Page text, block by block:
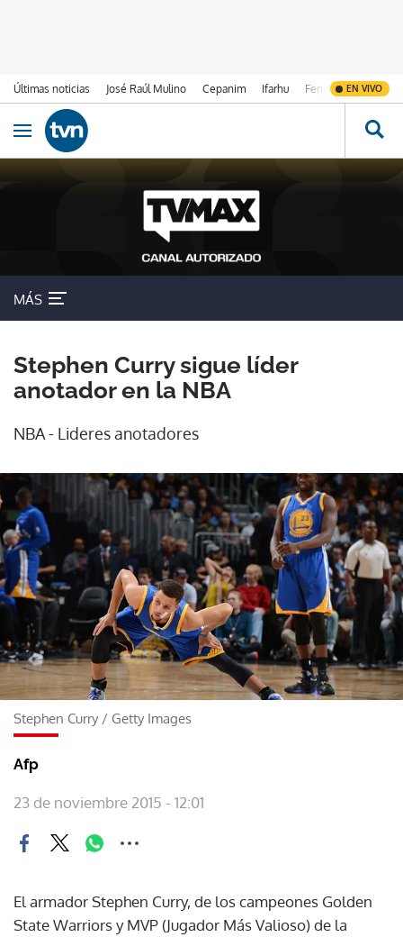
Últimas noticias José Raúl Mulino Cepanim Ifarhu Fenómeno de El
EN VIVO
Ir al contenido
Obrir navegació
MÁS
Stephen Curry sigue líder
anotador en la NBA
NBA - Lideres anotadores
Stephen Curry/ Getty Images
Afp
23 de noviembre 2015 - 12:01
El armador Stephen Curry, de los campeones Golden
State Warriors y MVP (Jugador Más Valioso) de la